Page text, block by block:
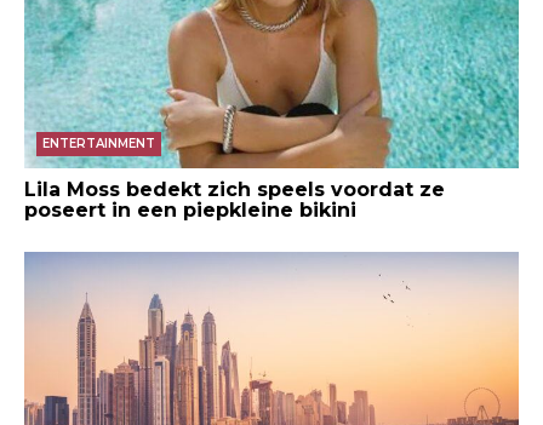
ENTERTAINMENT
Lila Moss bedekt zich speels voordat ze
poseert in een piepkleine bikini